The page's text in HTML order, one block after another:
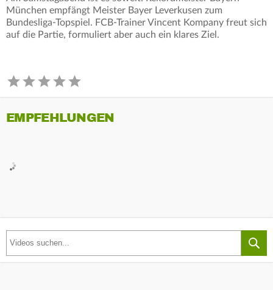
München empfängt Meister Bayer Leverkusen zum
Bundesliga-Topspiel. FCB-Trainer Vincent Kompany freut sich
auf die Partie, formuliert aber auch ein klares Ziel.
EMPFEHLUNGEN